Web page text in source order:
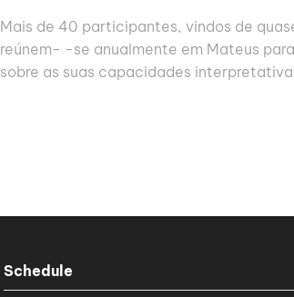
Mais de 40 participantes, vindos de
reúnem- -se anualmente em Mateus
sobre as suas capacidades
Schedule